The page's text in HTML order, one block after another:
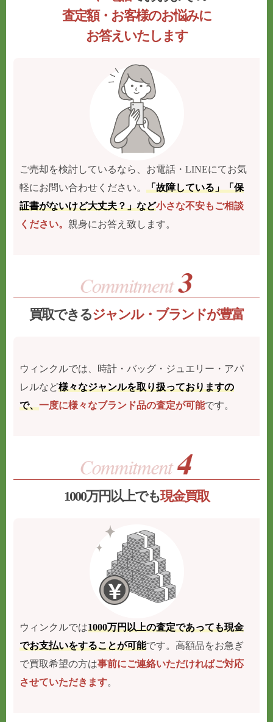
査定額・お客様のお悩みに
お答えいたします
ご売却を検討しているなら、お電話・LINEにてお気
軽にお問い合わせください。「故障している」「保
証書がないけど大丈夫？」など小さな不安もご相談
ください。 親身にお答え致します。
買取できるジャンル・ブランドが豊富
ウィンクルでは、時計・バッグ・ジュエリー・アパ
レルなど様々なジャンルを取り扱っておりますの
で、一度に様々なブランド品の査定が可能です。
1000万円以上でも現金買取
ウィンクルでは1000万円以上の査定であっても現金
でお支払いをすることが可能です。高額品をお急ぎ
で買取希望の方は事前にご連絡いただければご対応
させていただきます。